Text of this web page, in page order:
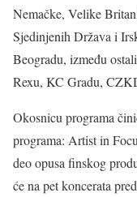
Nemačke, Velike
Sjedinjenih Država i
Beogradu, između
Rexu, KC Gradu,
Okosnicu programa
programa: Artist in
deo opusa finskog
će na pet koncerata